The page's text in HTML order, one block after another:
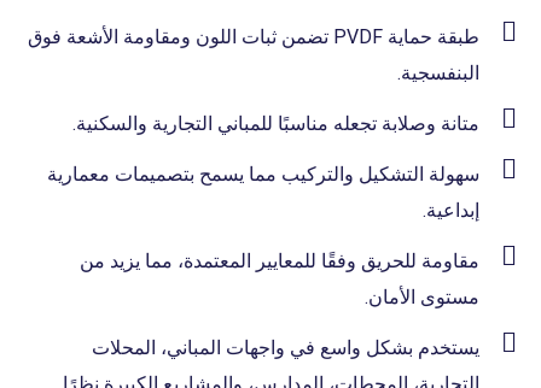
طبقة حماية PVDF تضمن ثبات اللون ومقاومة الأشعة فوق
البنفسجية.
متانة وصلابة تجعله مناسبًا للمباني التجارية والسكنية.
سهولة التشكيل والتركيب مما يسمح بتصميمات معمارية
إبداعية.
مقاومة للحريق وفقًا للمعايير المعتمدة، مما يزيد من
مستوى الأمان.
يستخدم بشكل واسع في واجهات المباني، المحلات